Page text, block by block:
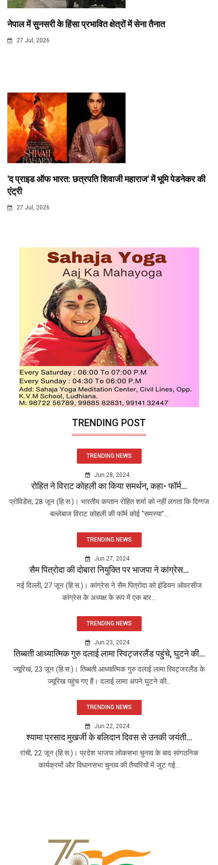
नेपाल में सुनसरी के हिंसा प्रभावित क्षेत्रों में सेना तैनात
27 Jul, 2026
'द प्राइड ऑफ भारत: छत्रपति शिवाजी महाराज' में भूमि पेडनेकर की
एंट्री
27 Jul, 2026
TRENDING POST
TRENDING NEWS
Jun 28, 2024
रोहित ने विराट कोहली का किया समर्थन, कहा- फॉर्म...
प्रोविडेंस, 28 जून (हि.स.)। भारतीय कप्तान रोहित शर्मा को नहीं लगता कि दिग्गज
बल्लेबाज विराट कोहली की फॉर्म कोई "समस्या"...
TRENDING NEWS
Jun 27, 2024
सैम पित्रोदा की दोबारा नियुक्ति पर भाजपा ने कांग्रेस...
नई दिल्ली, 27 जून (हि.स.)। कांग्रेस ने सैम पित्रोदा को इंडियन ओवरसीज
कांग्रेस के अध्यक्ष के रूप में एक बार...
TRENDING NEWS
Jun 23, 2024
तिब्बती आध्यात्मिक गुरु दलाई लामा स्विट्जरलैंड पहुंचे, घुटने की...
ज्यूरिख, 23 जून (हि.स.)। तिब्बती आध्यात्मिक गुरु दलाई लामा स्विट्जरलैंड के
ज्यूरिख पहुंच गए हैं। दलाई लामा अपने घुटने की...
TRENDING NEWS
Jun 22, 2024
श्यामा प्रसाद मुखर्जी के बलिदान दिवस से उनकी जयंती...
रांची, 22 जून (हि.स.)। प्रदेश भाजपा लोकसभा चुनाव के बाद सांगठनिक
कार्यक्रमों और विधानसभा चुनाव की तैयारियों में जुट गई...